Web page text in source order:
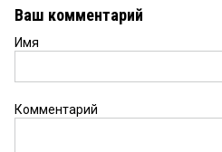
Ваш комментарий
Имя
Комментарий